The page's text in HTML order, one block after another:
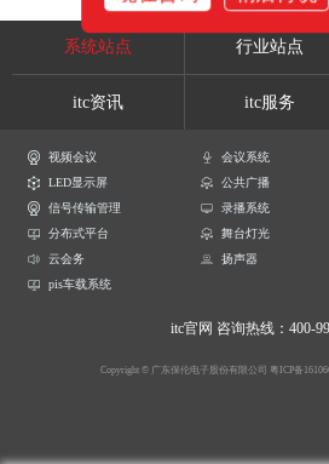
系统站点 行业站点
itc资讯 itc服务
视频会议 会议系统
LED显示屏
公共广播
信号传输管理
录播系统
分布式平台
舞台灯光
云会务
扬声器
pis车载系统
itc官网 咨询热线：400-
Copyright © 广东保伦电子股份有限公司 粤ICP备